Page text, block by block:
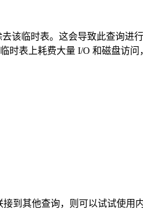
该临时表。这会导致此查询进
表上耗费大量 I/O 和磁盘访问
到其他查询，则可以试试使用